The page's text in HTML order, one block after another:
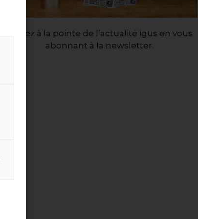
Restez à la pointe de l’actualité igus en vous
abonnant à la newsletter.